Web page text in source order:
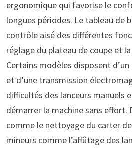
ergonomique qui favorise le
longues périodes. Le tableau de
contrôle aisé des différentes
réglage du plateau de coupe et
Certains modèles disposent
et d’une transmission
difficultés des lanceurs manuels
démarrer la machine sans effort.
comme le nettoyage du carter
mineurs comme l’affûtage des